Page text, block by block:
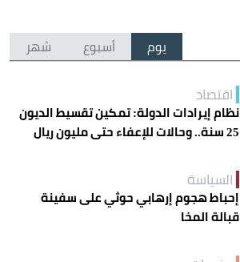
يوم أسبوع شهر
اقتصاد
نظام إيرادات الدولة: تمكين تقسيط الديون
25 سنة.. وحالات للإعفاء حتى مليون ريال
السياسة
إحباط هجوم إرهابي حوثي على سفينة
قبالة المخا